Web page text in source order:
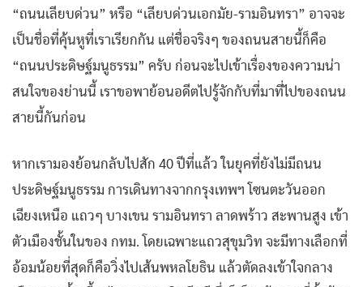
“ถนนเลียบด่วน” หรือ “เลียบด่วนเอกมัย-รามอินทรา” อาจจะ
เป็นชื่อที่คุ้นหูที่เราเรียกกัน แต่ชื่อจริงๆ ของถนนสายนี้ก็คือ
“ถนนประดิษฐ์มนูธรรม” ครับ ก่อนจะไปเข้าเรื่องของความน่า
สนใจของย่านนี้ เราขอพาย้อนอดีตไปรู้จักกับที่มาที่ไปของถนน
สายนี้กันก่อน
หากเรามองย้อนกลับไปสัก 40 ปีที่แล้ว ในยุคที่ยังไม่มีถนน
ประดิษฐ์มนูธรรม การเดินทางจากกรุงเทพฯ โซนตะวันออก
เฉียงเหนือ แถวๆ บางเขน รามอินทรา ลาดพร้าว สะพานสูง เข้า
ตัวเมืองชั้นในของ กทม. โดยเฉพาะแถวสุขุมวิท จะมีทางเลือกที่
อ้อมน้อยที่สุดก็คือวิ่งไปเส้นพหลโยธิน แล้วตัดลงเข้าใจกลาง